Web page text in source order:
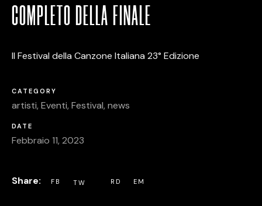
COMPLETO DELLA FINALE
Il Festival della Canzone Italiana 23° Edizione
CATEGORY
artisti, Eventi, Festival, news
DATE
Febbraio 11, 2023